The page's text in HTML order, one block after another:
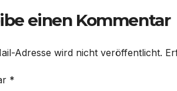
einen Kommentar
Adresse wird nicht veröffentlicht.
*